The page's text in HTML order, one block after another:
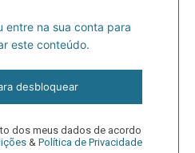
entre na sua conta para
este conteúdo.
desbloquear
dos meus dados de acordo
& Política de Privacidade